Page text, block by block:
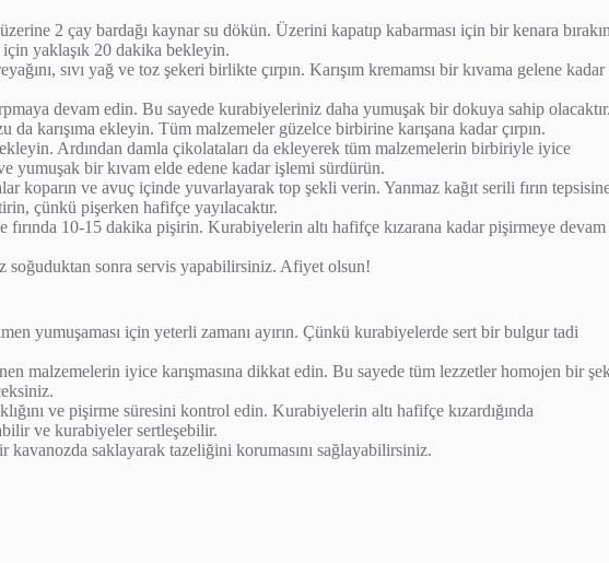
2 çay bardağı kaynar su dökün. Üzerini kapatıp kabarması için bir kenara
yaklaşık 20 dakika bekleyin.
sıvı yağ ve toz şekeri birlikte çırpın. Karışım kremamsı bir kıvama gelene kadar
devam edin. Bu sayede kurabiyeleriniz daha yumuşak bir dokuya sahip olacaktır.
karışıma ekleyin. Tüm malzemeler güzelce birbirine karışana kadar çırpın.
Ardından damla çikolataları da ekleyerek tüm malzemelerin birbiriyle iyice
yumuşak bir kıvam elde edene kadar işlemi sürdürün.
koparın ve avuç içinde yuvarlayarak top şekli verin. Yanmaz kağıt serili fırın
çünkü pişerken hafifçe yayılacaktır.
fırında 10-15 dakika pişirin. Kurabiyelerin altı hafifçe kızarana kadar pişirmeye devam
soğuduktan sonra servis yapabilirsiniz. Afiyet olsun!
yumuşaması için yeterli zamanı ayırın. Çünkü kurabiyelerde sert bir bulgur tadi
malzemelerin iyice karışmasına dikkat edin. Bu sayede tüm lezzetler homojen bir
ve pişirme süresini kontrol edin. Kurabiyelerin altı hafifçe kızardığında
ve kurabiyeler sertleşebilir.
saklayarak tazeliğini korumasını sağlayabilirsiniz.